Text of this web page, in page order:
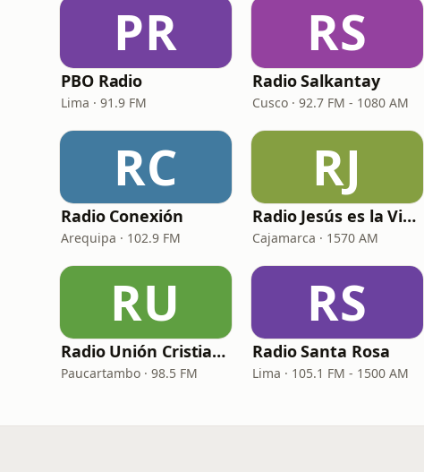
PR
PBO Radio
Lima · 91.9 FM
RS
Radio Salkantay
Cusco · 92.7 FM - 1080 AM
RC
Radio Conexión
Arequipa · 102.9 FM
RJ
Radio Jesús es la Vida
Cajamarca · 1570 AM
RU
Radio Unión Cristiana 98.5 FM
Paucartambo · 98.5 FM
RS
Radio Santa Rosa
Lima · 105.1 FM - 1500 AM